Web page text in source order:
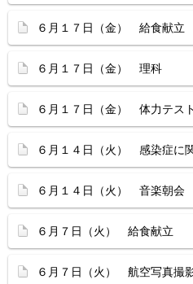
６月１７日（金） 給食献立
６月１７日（金） 理科
６月１７日（金） 体力テス
６月１４日（火） 感染症に
６月１４日（火） 音楽朝会
６月７日（火） 給食献立
６月７日（火） 航空写真撮